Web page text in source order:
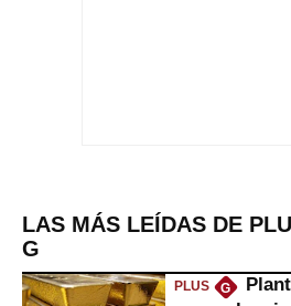
LAS MÁS LEÍDAS DE
G
PLUS G